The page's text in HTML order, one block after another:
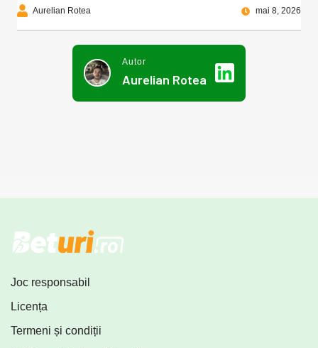
Aurelian Rotea mai 8, 2026
Autor
Aurelian Rotea
Joc responsabil
Licența
Termeni și condiții